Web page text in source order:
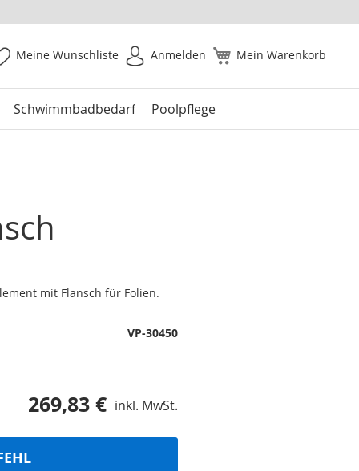
Mein Warenkorb
Meine Wunschliste Anmelden
Schwimmbadbedarf Poolpflege
mit Flansch für Folien.
269,83 € inkl. MwSt.
VP-30450